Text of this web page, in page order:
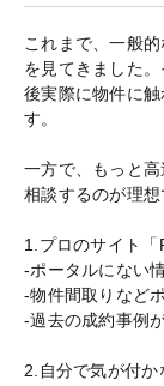
これまで、一般
を見てきました
後実際に物件に
す。
一方で、もっと
相談するのが理想
1.プロのサイト「
-ポータルにない
-物件間取りなど
-過去の成約事例
2.自分で気が付か